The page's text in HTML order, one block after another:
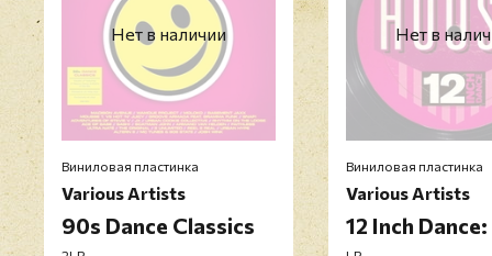
Нет в наличии
Виниловая пластинка
Various Artists
90s Dance Classics
Нет в
Виниловая пластинка
Various Artists
12 Inch